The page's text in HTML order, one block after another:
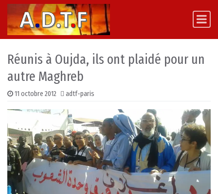
Skip to content
Main Navigation
Réunis à Oujda, ils ont plaidé pour un
autre Maghreb
11 octobre 2012 adtf-paris